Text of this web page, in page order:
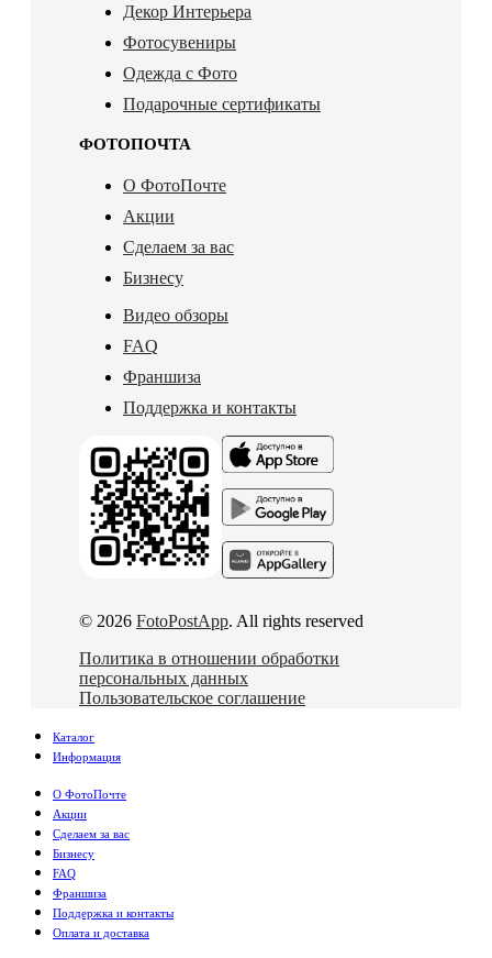
Декор Интерьера
Фотосувениры
Одежда с Фото
Подарочные сертификаты
ФОТОПОЧТА
О ФотоПочте
Акции
Сделаем за вас
Бизнесу
Видео обзоры
FAQ
Франшиза
Поддержка и контакты
© 2026 FotoPostApp. All rights reserved
Политика в отношении обработки
персональных данных
Пользовательское соглашение
Каталог
Информация
О ФотоПочте
Акции
Сделаем за вас
Бизнесу
FAQ
Франшиза
Поддержка и контакты
Оплата и доставка